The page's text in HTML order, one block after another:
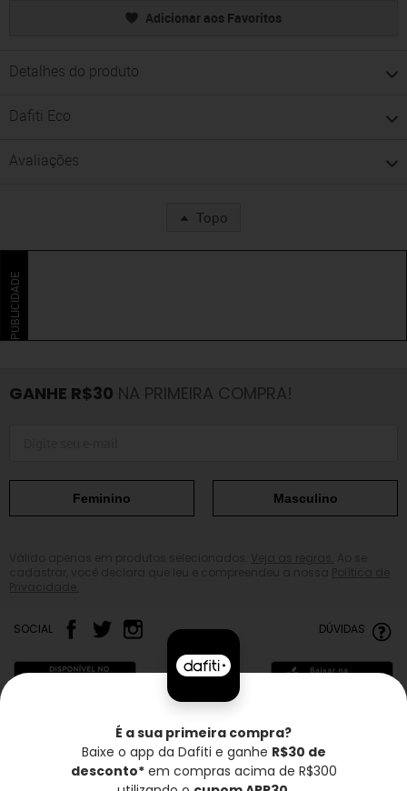
Adicionar aos Favoritos
Detalhes do produto
Dafiti Eco
Avaliações
Topo
PUBLICIDADE
GANHE R$30 NA PRIMEIRA COMPRA!
Feminino Masculino
SOCIAL DÚVIDAS
Frete grátis* Troca grátis Entrega rápida
É a sua primeira compra?
Baixe o app da Dafiti e ganhe R$30 de
desconto*em compras acima de R$300